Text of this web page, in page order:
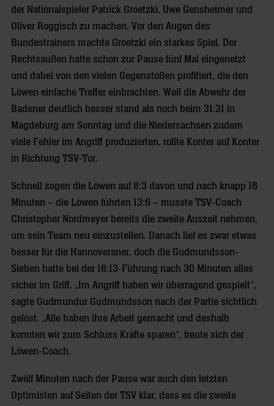
der Nationalspieler Patrick Groetzki, Uwe Gensheimer und
Oliver Roggisch zu machen. Vor den Augen des
Bundestrainers machte Groetzki ein starkes Spiel. Der
Rechtsaußen hatte schon zur Pause fünf Mal eingenetzt
und dabei von den vielen Gegenstößen profitiert, die den
Löwen einfache Treffer einbrachten. Weil die Abwehr der
Badener deutlich besser stand als noch beim 31:31 in
Magdeburg am Sonntag und die Niedersachsen zudem
viele Fehler im Angriff produzierten, rollte Konter auf Konter
in Richtung TSV-Tor.
Schnell zogen die Löwen auf 8:3 davon und nach knapp 18
Minuten – die Löwen führten 13:6 – musste TSV-Coach
Christopher Nordmeyer bereits die zweite Auszeit nehmen,
um sein Team neu einzustellen. Danach lief es zwar etwas
besser für die Hannoveraner, doch die Gudmundsson-
Sieben hatte bei der 18:13-Führung nach 30 Minuten alles
sicher im Griff. „Im Angriff haben wir überragend gespielt“,
sagte Gudmundur Gudmundsson nach der Partie sichtlich
gelöst. „Alle haben ihre Arbeit gemacht und deshalb
konnten wir zum Schluss Kräfte sparen“, freute sich der
Löwen-Coach.
Zwölf Minuten nach der Pause war auch den letzten
Optimisten auf Seiten der TSV klar, dass es die zweite